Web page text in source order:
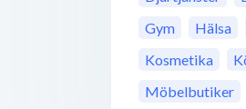
Gym
Hälsa
Kosmetika
Möbelbutiker